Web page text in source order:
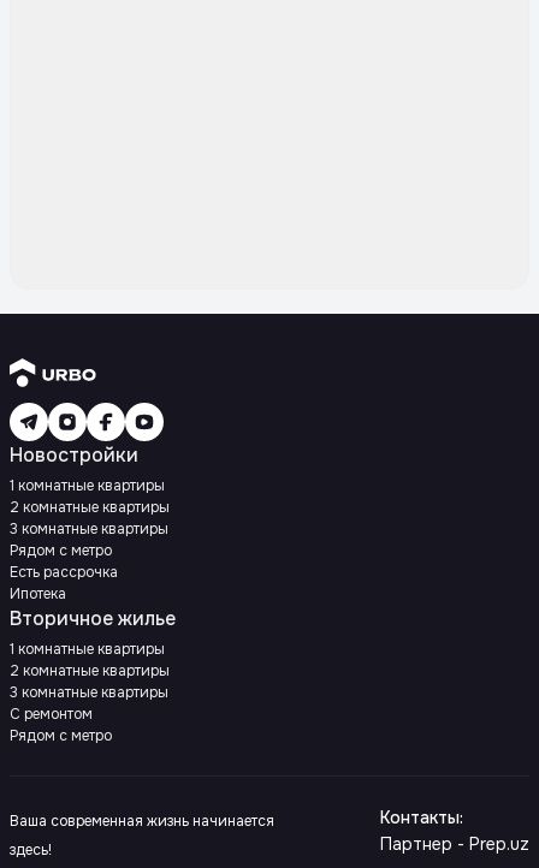
Новостройки
1 комнатные квартиры
2 комнатные квартиры
3 комнатные квартиры
Рядом с метро
Есть рассрочка
Ипотека
Вторичное жилье
1 комнатные квартиры
2 комнатные квартиры
3 комнатные квартиры
С ремонтом
Рядом с метро
Ваша современная жизнь начинается
здесь!
Контакты:
Партнер - Prep.uz